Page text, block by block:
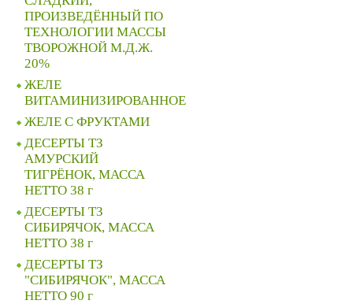
ПРОИЗВЕДЁННЫЙ ПО
ТЕХНОЛОГИИ МАССЫ
ТВОРОЖНОЙ М.Д.Ж.
20%
ЖЕЛЕ
ВИТАМИНИЗИРОВАННОЕ
ЖЕЛЕ C ФРУКТАМИ
ДЕСЕРТЫ ТЗ
АМУРСКИЙ
ТИГРЁНОК, МАССА
НЕТТО 38 г
ДЕСЕРТЫ ТЗ
СИБИРЯЧОК, МАССА
НЕТТО 38 г
ДЕСЕРТЫ ТЗ
"СИБИРЯЧОК", МАССА
НЕТТО 90 г